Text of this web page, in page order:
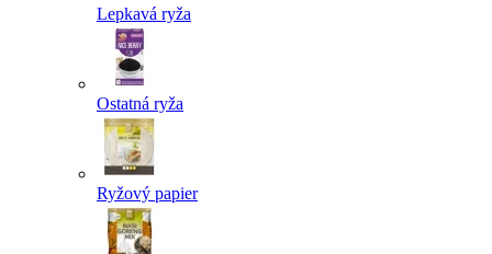
Lepkavá ryža
Ostatná ryža
Ryžový papier